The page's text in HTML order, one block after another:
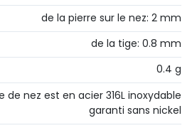
de la pierre sur le nez: 2 mm
de la tige: 0.8 mm
0.4 g
de nez est en acier 316L inoxydable
garanti sans nickel